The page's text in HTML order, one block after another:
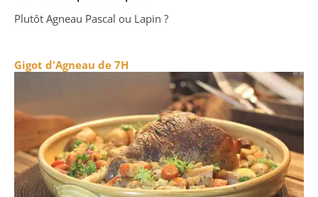
Plutôt Agneau Pascal ou Lapin ?
Gigot d'Agneau de 7H